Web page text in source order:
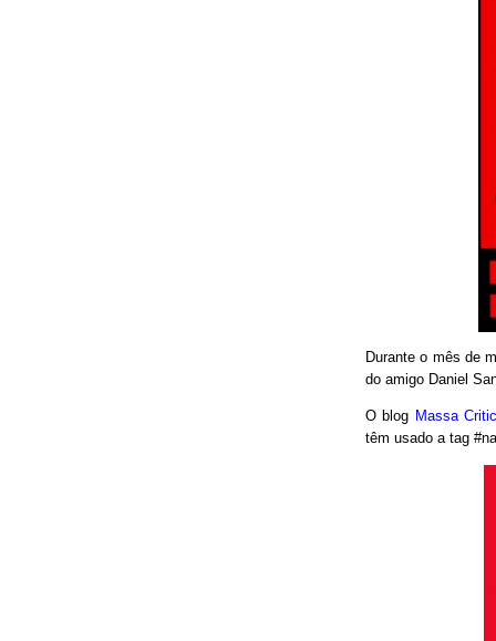
Durante o mês de
do amigo Daniel
O blog Massa
têm usado a tag